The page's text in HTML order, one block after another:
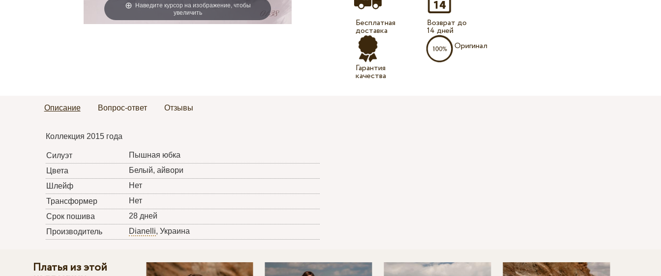
Наведите курсор на изображение, чтобы
увеличить
Бесплатная
доставка
Гарантия
качества
Возврат до
14 дней
Оригинал
Описание Вопрос-ответ Отзывы
Коллекция 2015 года
Силуэт
Пышная юбка
Цвета
Белый, айвори
Шлейф
Нет
Трансформер
Нет
Срок пошива
28 дней
Производитель
Dianelli, Украина
Платья из этой